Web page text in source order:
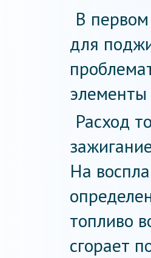
В
для
Расход
На
топливо
сгорает